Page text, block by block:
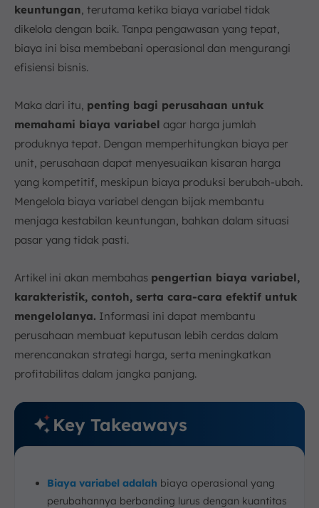
keuntungan, terutama ketika biaya variabel tidak
dikelola dengan baik. Tanpa pengawasan yang tepat,
biaya ini bisa membebani operasional dan mengurangi
efisiensi bisnis.
Maka dari itu, penting bagi perusahaan untuk
memahami biaya variabel agar harga jumlah
produknya tepat. Dengan memperhitungkan biaya per
unit, perusahaan dapat menyesuaikan kisaran harga
yang kompetitif, meskipun biaya produksi berubah-ubah.
Mengelola biaya variabel dengan bijak membantu
menjaga kestabilan keuntungan, bahkan dalam situasi
pasar yang tidak pasti.
Artikel ini akan membahas pengertian biaya variabel,
karakteristik, contoh, serta cara-cara efektif untuk
mengelolanya. Informasi ini dapat membantu
perusahaan membuat keputusan lebih cerdas dalam
merencanakan strategi harga, serta meningkatkan
profitabilitas dalam jangka panjang.
Key Takeaways
Biaya variabel adalah biaya operasional yang
perubahannya berbanding lurus dengan kuantitas